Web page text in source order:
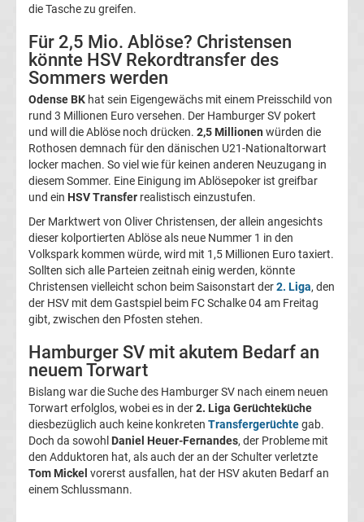
1.
FC
Nürnberg
Transfergerüchte
1.
FC
Saarbrücken
1.
FC
Union
Berlin
die Tasche zu greifen.
Für 2,5 Mio. Ablöse? Christensen
könnte HSV Rekordtransfer des
Sommers werden
Odense BK hat sein Eigengewächs mit einem Preisschild von
rund 3 Millionen Euro versehen. Der Hamburger SV pokert
und will die Ablöse noch drücken. 2,5 Millionen würden die
Rothosen demnach für den dänischen U21-Nationaltorwart
locker machen. So viel wie für keinen anderen Neuzugang in
diesem Sommer. Eine Einigung im Ablösepoker ist greifbar
und ein HSV Transfer realistisch einzustufen.
Der Marktwert von Oliver Christensen, der allein angesichts
dieser kolportierten Ablöse als neue Nummer 1 in den
Volkspark kommen würde, wird mit 1,5 Millionen Euro taxiert.
Sollten sich alle Parteien zeitnah einig werden, könnte
Christensen vielleicht schon beim Saisonstart der2. Liga, den
der HSV mit dem Gastspiel beim FC Schalke 04 am Freitag
gibt, zwischen den Pfosten stehen.
Hamburger SV mit akutem Bedarf an
neuem Torwart
Bislang war die Suche des Hamburger SV nach einem neuen
Torwart erfolglos, wobei es in der2. Liga Gerüchteküche
diesbezüglich auch keine konkreten Transfergerüchtegab.
Doch da sowohl Daniel Heuer-Fernandes, der Probleme mit
den Adduktoren hat, als auch der an der Schulter verletzte
Tom Mickel vorerst ausfallen, hat der HSV akuten Bedarf an
einem Schlussmann.